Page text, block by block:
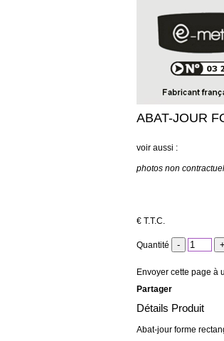
ABAT-JOUR
voir aussi :
photos non
€ T.T.C.
Quantité
Envoyer cette page à
Partager
Détails Produit
Abat-jour forme